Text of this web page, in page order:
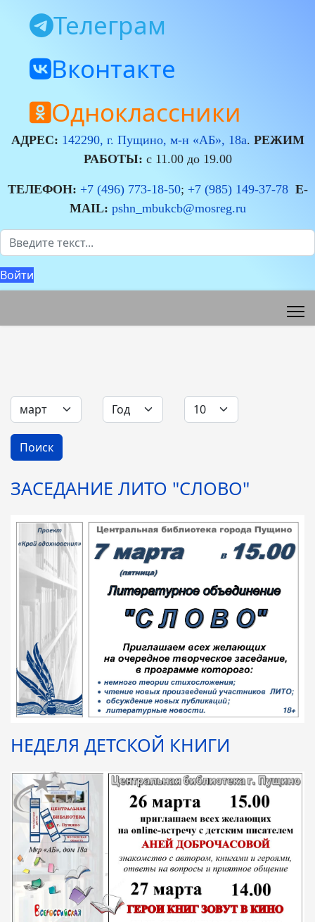
Телеграм
Вконтакте
Одноклассники
АДРЕС: 142290, г. Пущино, м-н «АБ», 18а. РЕЖИМ
РАБОТЫ: с 11.00 до 19.00
ТЕЛЕФОН: +7 (496) 773-18-50; +7 (985) 149-37-78 E-
MAIL: pshn_mbukcb@mosreg.ru
Поиск
Войти
Фильтры
Месяц Год Кол-во строк:
Поиск
ЗАСЕДАНИЕ ЛИТО "СЛОВО"
НЕДЕЛЯ ДЕТСКОЙ КНИГИ